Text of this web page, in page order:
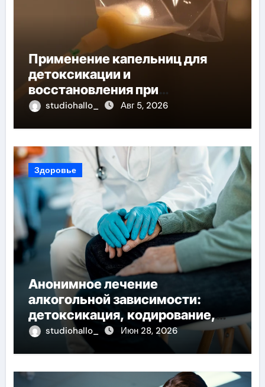
Применение капельниц для
детоксикации и
восстановления при
похмельном синдроме
studiohallo_ Авг 5, 2026
Здоровье
Анонимное лечение
алкогольной зависимости:
детоксикация, кодирование,
реабилитация, полный курс и
конфиденциальность
studiohallo_ Июн 28, 2026